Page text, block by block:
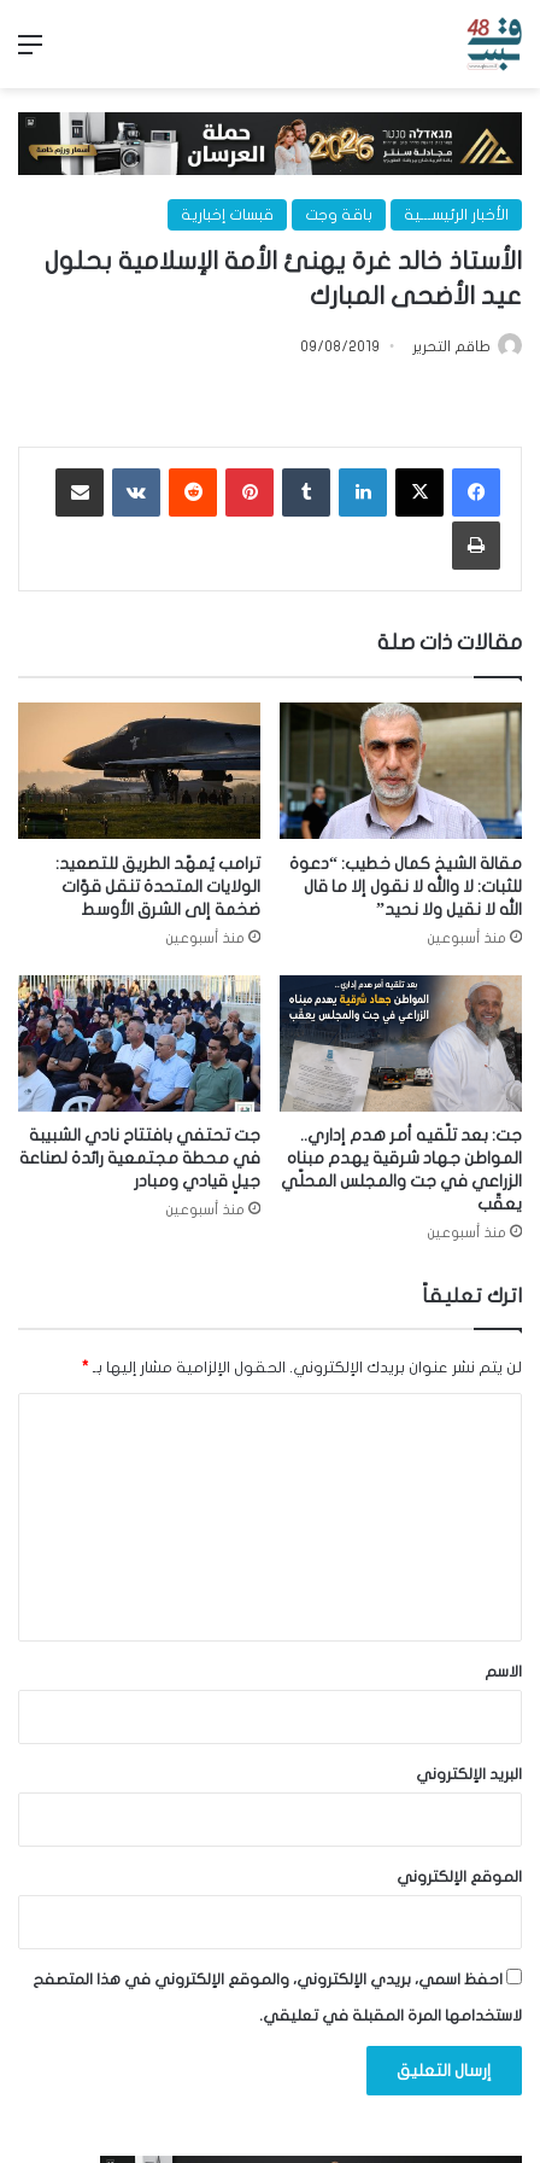
الأخبار الرئيســـية باقة وجت قبسات إخبارية
الأستاذ خالد غرة يهنئ الأمة الإسلامية بحلول
عيد الأضحى المبارك
طاقم التحرير 09/08/2019
لينكدإن بينتيريست ‏VKontakte
طباعة
مقالات ذات صلة
مقالة الشيخ كمال خطيب: “دعوة
للثبات: لا والله لا نقول إلا ما قال
الله لا نقيل ولا نحيد”
منذ أسبوعين
ترامب يُمهّد الطريق للتصعيد:
الولايات المتحدة تنقل قوّات
ضخمة إلى الشرق الأوسط
منذ أسبوعين
جت: بعد تلّقيه أمر هدم إداري..
المواطن جهاد شرقية يهدم مبناه
الزراعي في جت والمجلس المحلّي
يعقّب
منذ أسبوعين
جت تحتفي بافتتاح نادي الشبيبة
في محطة مجتمعية رائدة لصناعة
جيلٍ قيادي ومبادر
منذ أسبوعين
اترك تعليقاً
لن يتم نشر عنوان بريدك الإلكتروني. الحقول الإلزامية مشار إليها بـ *
*الاسم
البريد الإلكتروني
الموقع الإلكتروني
احفظ اسمي، بريدي الإلكتروني، والموقع الإلكتروني في هذا المتصفح
لاستخدامها المرة المقبلة في تعليقي.